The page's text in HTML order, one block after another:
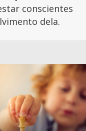
conscientes
dela.